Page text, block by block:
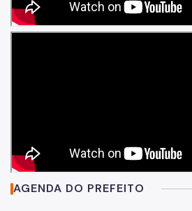
AGENDA DO PREFEITO